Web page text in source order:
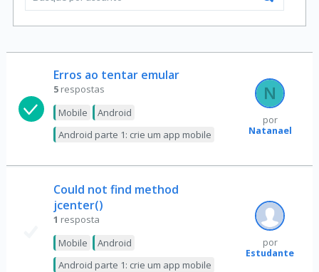
Erros ao tentar emular
5 respostas
Mobile
Android
Android parte 1: crie um app mobile
por
Natanael
Could not find method
jcenter()
1 resposta
Mobile
Android
Android parte 1: crie um app mobile
por
Estudante